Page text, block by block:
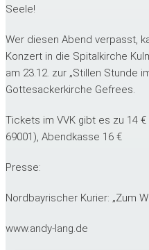
Seele!
Wer diesen Abend verpasst,
Konzert in die Spitalkirche
am 23.12. zur „Stillen Stunde
Gottesackerkirche Gefrees.
Tickets im VVK gibt es zu 14
69001), Abendkasse 16 €
Presse:
Nordbayrischer Kurier: „Zum
www.andy-lang.de